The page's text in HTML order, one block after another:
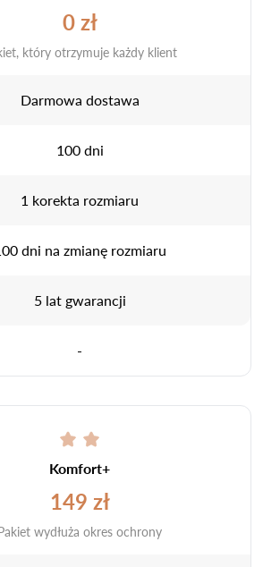
0 zł
który otrzymuje każdy klient
Darmowa dostawa
100 dni
1 korekta rozmiaru
dni na zmianę rozmiaru
5 lat gwarancji
-
Komfort+
149 zł
wydłuża okres ochrony